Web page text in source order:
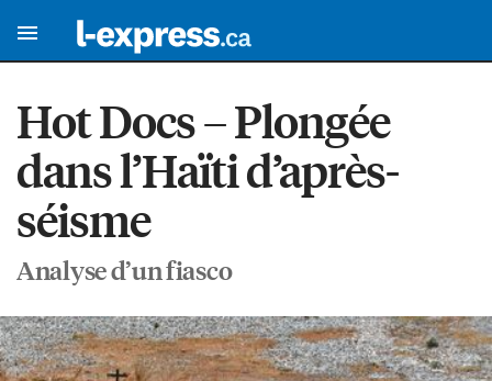
Hot Docs – Plongée
dans l’Haïti d’après-
séisme
Analyse d’un fiasco